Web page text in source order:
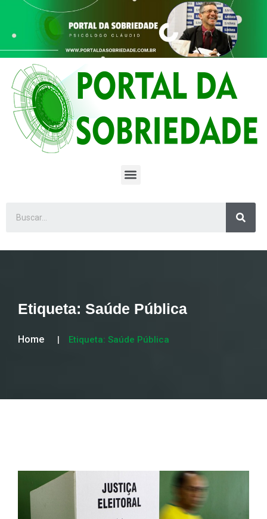
Etiqueta: Saúde Pública
Home Etiqueta: Saúde Pública